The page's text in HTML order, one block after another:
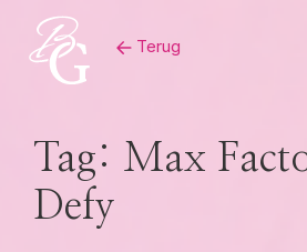
content
Terug
Tag: Max
Defy